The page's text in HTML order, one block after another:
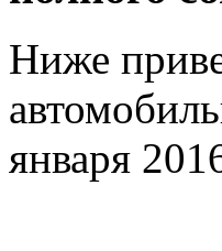
Ниже
января